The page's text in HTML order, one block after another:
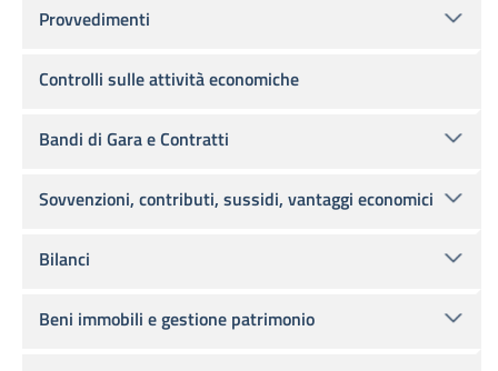
Provvedimenti
Controlli sulle attività economiche
Bandi di Gara e Contratti
Sovvenzioni, contributi, sussidi, vantaggi economici
Bilanci
Beni immobili e gestione patrimonio